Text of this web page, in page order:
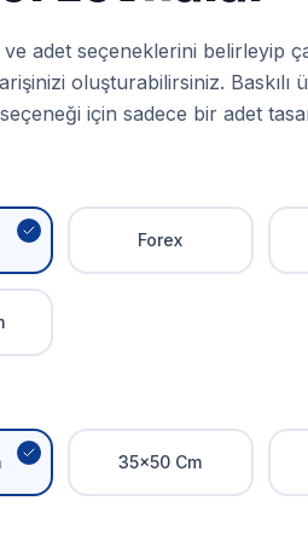
adet seçeneklerini belirleyip
oluşturabilirsiniz. Baskılı
için sadece bir adet
Forex
35x50 Cm